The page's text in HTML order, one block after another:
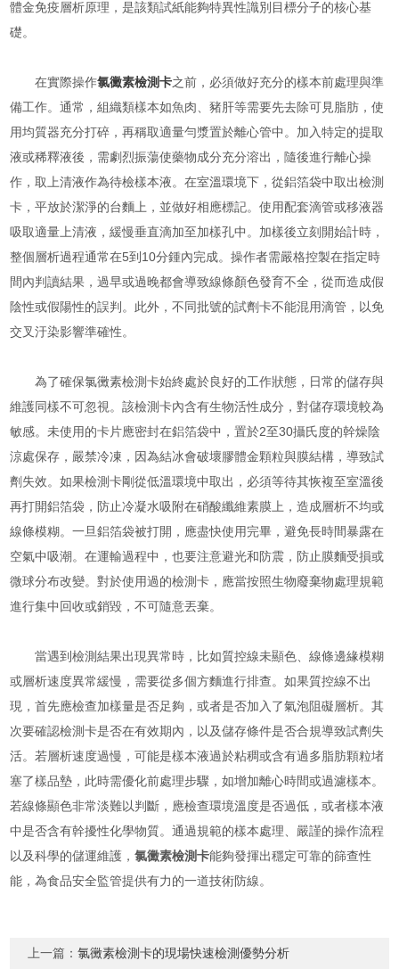
體金免疫層析原理，是該類試紙能夠特異性識別目標分子的核心基
礎。
在實際操作氯黴素檢測卡之前，必須做好充分的樣本前處理與準
備工作。通常，組織類樣本如魚肉、豬肝等需要先去除可見脂肪，使
用均質器充分打碎，再稱取適量勻漿置於離心管中。加入特定的提取
液或稀釋液後，需劇烈振蕩使藥物成分充分溶出，隨後進行離心操
作，取上清液作為待檢樣本液。在室溫環境下，從鋁箔袋中取出檢測
卡，平放於潔淨的台麵上，並做好相應標記。使用配套滴管或移液器
吸取適量上清液，緩慢垂直滴加至加樣孔中。加樣後立刻開始計時，
整個層析過程通常在5到10分鍾內完成。操作者需嚴格控製在指定時
間內判讀結果，過早或過晚都會導致線條顏色發育不全，從而造成假
陰性或假陽性的誤判。此外，不同批號的試劑卡不能混用滴管，以免
交叉汙染影響準確性。
為了確保氯黴素檢測卡始終處於良好的工作狀態，日常的儲存與
維護同樣不可忽視。該檢測卡內含有生物活性成分，對儲存環境較為
敏感。未使用的卡片應密封在鋁箔袋中，置於2至30攝氏度的幹燥陰
涼處保存，嚴禁冷凍，因為結冰會破壞膠體金顆粒與膜結構，導致試
劑失效。如果檢測卡剛從低溫環境中取出，必須等待其恢複至室溫後
再打開鋁箔袋，防止冷凝水吸附在硝酸纖維素膜上，造成層析不均或
線條模糊。一旦鋁箔袋被打開，應盡快使用完畢，避免長時間暴露在
空氣中吸潮。在運輸過程中，也要注意避光和防震，防止膜麵受損或
微球分布改變。對於使用過的檢測卡，應當按照生物廢棄物處理規範
進行集中回收或銷毀，不可隨意丟棄。
當遇到檢測結果出現異常時，比如質控線未顯色、線條邊緣模糊
或層析速度異常緩慢，需要從多個方麵進行排查。如果質控線不出
現，首先應檢查加樣量是否足夠，或者是否加入了氣泡阻礙層析。其
次要確認檢測卡是否在有效期內，以及儲存條件是否合規導致試劑失
活。若層析速度過慢，可能是樣本液過於粘稠或含有過多脂肪顆粒堵
塞了樣品墊，此時需優化前處理步驟，如增加離心時間或過濾樣本。
若線條顯色非常淡難以判斷，應檢查環境溫度是否過低，或者樣本液
中是否含有幹擾性化學物質。通過規範的樣本處理、嚴謹的操作流程
以及科學的儲運維護，氯黴素檢測卡能夠發揮出穩定可靠的篩查性
能，為食品安全監管提供有力的一道技術防線。
上一篇：氯黴素檢測卡的現場快速檢測優勢分析